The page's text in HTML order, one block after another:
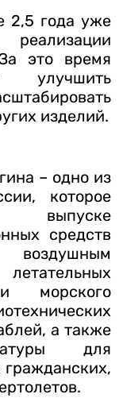
2,5 года уже
это время
улучшить
изделий.
– одно из
которое
выпуске
средств
воздушным
морского
а также
для
гражданских,